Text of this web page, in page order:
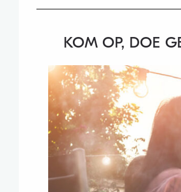
KOM OP, DOE